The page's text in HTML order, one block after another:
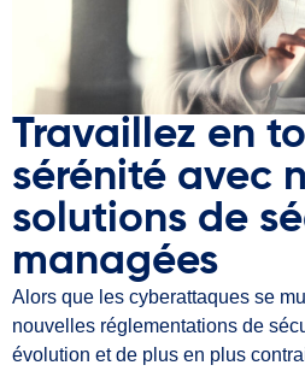
Travaillez en
sérénité avec
solutions de
managées
Alors que les cyberattaques se
nouvelles réglementations de
évolution et de plus en plus